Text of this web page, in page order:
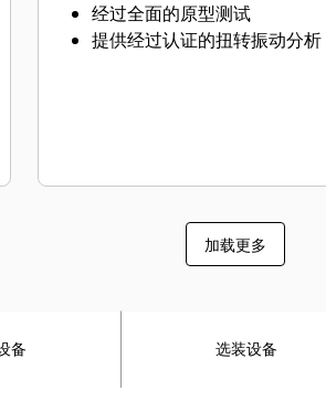
经过全面的原型测试
提供经过认证的扭转振动分析
加载更多
备 选装设备